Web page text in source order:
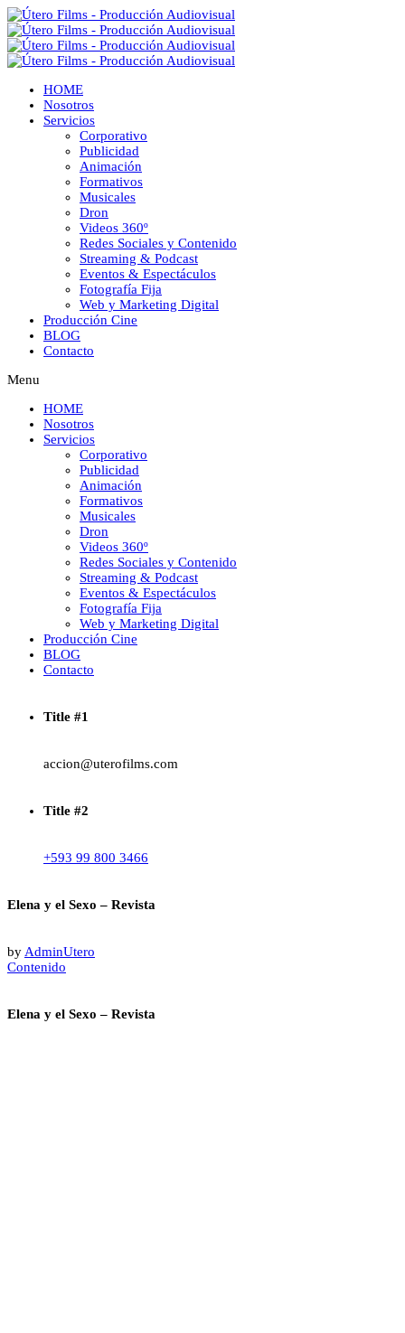
HOME
Nosotros
Servicios
Corporativo
Publicidad
Animación
Formativos
Musicales
Dron
Videos 360º
Redes Sociales y Contenido
Streaming & Podcast
Eventos & Espectáculos
Fotografía Fija
Web y Marketing Digital
Producción Cine
BLOG
Contacto
Menu
HOME
Nosotros
Servicios
Corporativo
Publicidad
Animación
Formativos
Musicales
Dron
Videos 360º
Redes Sociales y Contenido
Streaming & Podcast
Eventos & Espectáculos
Fotografía Fija
Web y Marketing Digital
Producción Cine
BLOG
Contacto
Title #1
accion@uterofilms.com
Title #2
+593 99 800 3466
Elena y el Sexo – Revista
by AdminUtero
Contenido
Elena y el Sexo – Revista